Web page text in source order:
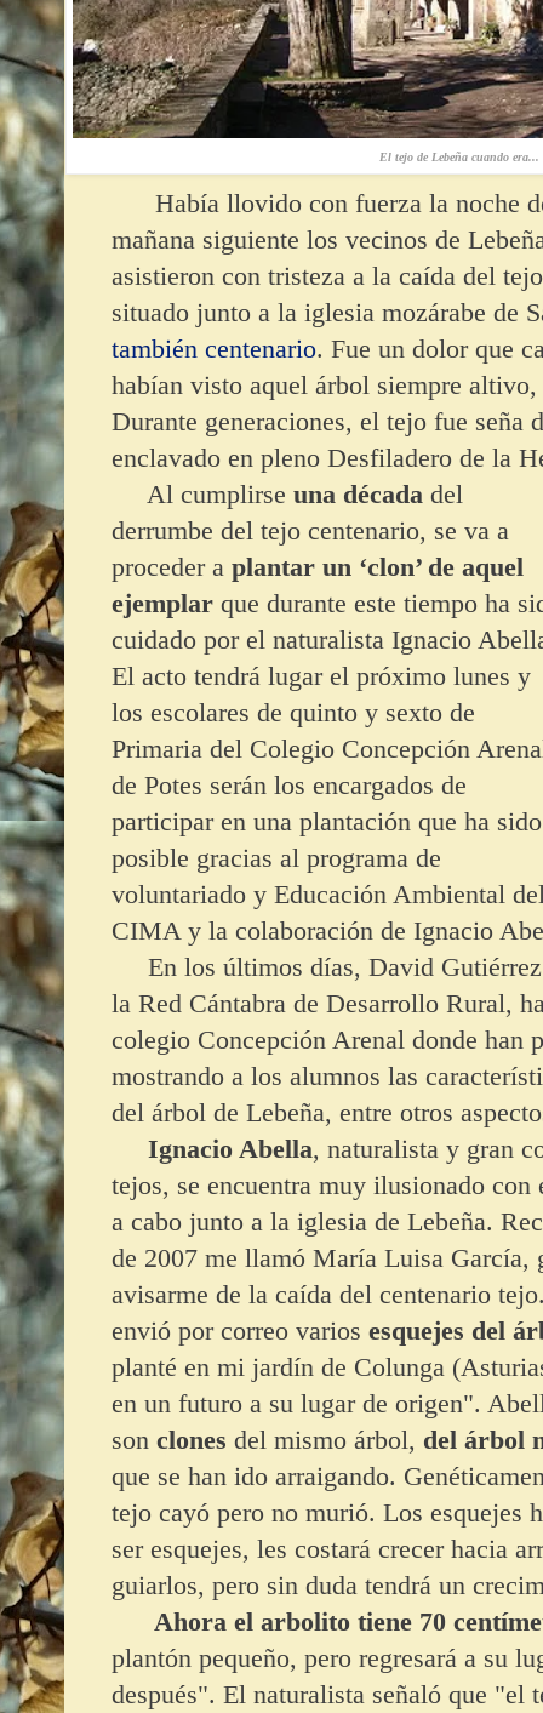
El tejo de Lebeña cuando era...
Había llovido con fuerza la noche
mañana siguiente los vecinos de
asistieron con tristeza a la caída del
situado junto a la iglesia mozárabe de
también centenario. Fue un dolor que
habían visto aquel árbol siempre
Durante generaciones, el tejo fue seña
enclavado en pleno Desfiladero de la
Al cumplirseuna década del
derrumbe del tejo centenario, se va a
proceder a plantar un ‘clon’ de aquel
ejemplarque durante este tiempo ha
cuidado por el naturalista Ignacio
El acto tendrá lugar el próximo lunes y
los escolares de quinto y sexto de
Primaria del Colegio Concepción
de Potes serán los encargados de
participar en una plantación que ha sido
posible gracias al programa de
voluntariado y Educación Ambiental
CIMA y la colaboración de Ignacio
En los últimos días, David Gutiérrez
la Red Cántabra de Desarrollo Rural,
colegio Concepción Arenal donde han
mostrando a los alumnos las
del árbol de Lebeña, entre otros
Ignacio Abella, naturalista y gran
tejos, se encuentra muy ilusionado
a cabo junto a la iglesia de Lebeña.
de 2007 me llamó María Luisa García,
avisarme de la caída del centenario
envió por correo variosesquejes del
planté en mi jardín de Colunga
en un futuro a su lugar de origen".
sonclonesdel mismo árbol, del árbol
que se han ido arraigando.
tejo cayó pero no murió. Los esquejes
ser esquejes, les costará crecer hacia
guiarlos, pero sin duda tendrá un
Ahora el arbolito tiene 70
plantón pequeño, pero regresará a su
después". El naturalista señaló que "el